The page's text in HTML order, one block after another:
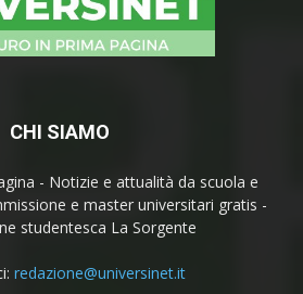
CHI SIAMO
- Notizie e attualità da scuola e
e master universitari gratis -
studentesca La Sorgente
redazione@universinet.it